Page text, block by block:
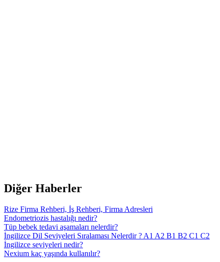
Diğer Haberler
Rize Firma Rehberi, İş Rehberi, Firma Adresleri
Endometriozis hastalığı nedir?
Tüp bebek tedavi aşamaları nelerdir?
İngilizce Dil Seviyeleri Sıralaması Nelerdir ? A1 A2 B1 B2 C1 C2
İngilizce seviyeleri nedir?
Nexium kaç yaşında kullanılır?